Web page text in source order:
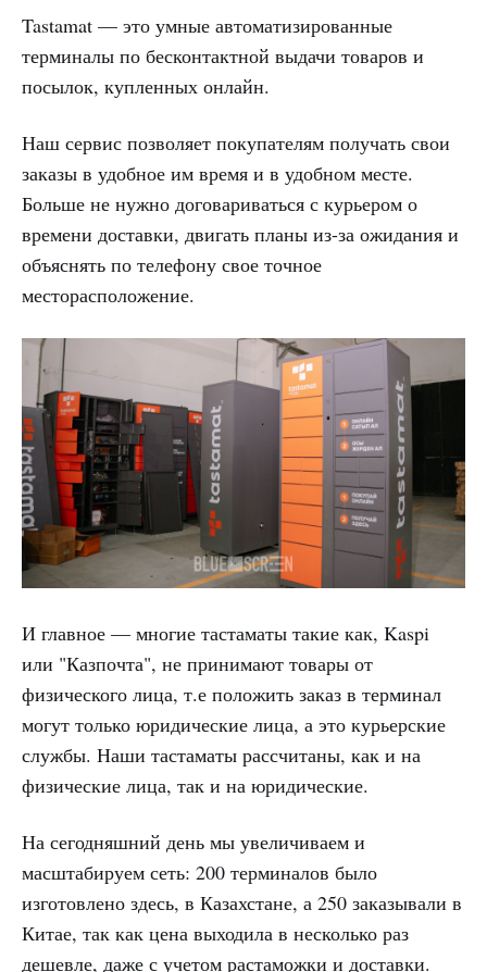
Tastamat — это умные автоматизированные
терминалы по бесконтактной выдачи товаров и
посылок, купленных онлайн.
Наш сервис позволяет покупателям получать свои
заказы в удобное им время и в удобном месте.
Больше не нужно договариваться с курьером о
времени доставки, двигать планы из-за ожидания и
объяснять по телефону свое точное
месторасположение.
И главное — многие тастаматы такие как, Kaspi
или "Казпочта", не принимают товары от
физического лица, т.е положить заказ в терминал
могут только юридические лица, а это курьерские
службы. Наши тастаматы рассчитаны, как и на
физические лица, так и на юридические.
На сегодняшний день мы увеличиваем и
масштабируем сеть: 200 терминалов было
изготовлено здесь, в Казахстане, а 250 заказывали в
Китае, так как цена выходила в несколько раз
дешевле, даже с учетом растаможки и доставки.